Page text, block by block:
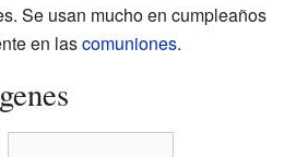
Se usan mucho en cumpleaños
en lascomuniones.